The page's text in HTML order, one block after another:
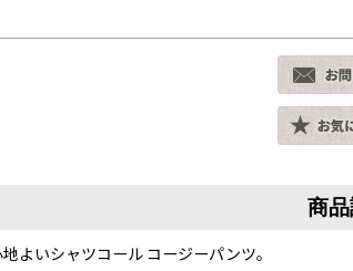
商
よいシャツコール コージーパンツ。